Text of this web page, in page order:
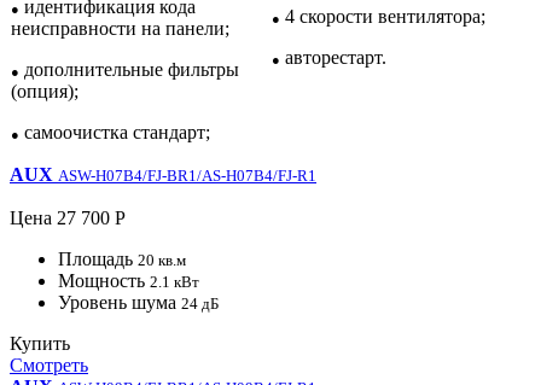
● идентификация кода
неисправности на панели;
● дополнительные фильтры
(опция);
● самоочистка стандарт;
● 4 скорости вентилятора;
● авторестарт.
AUX ASW-H07B4/FJ-BR1/AS-H07B4/FJ-R1
Цена 27 700 Р
Площадь 20 кв.м
Мощность 2.1 кВт
Уровень шума 24 дБ
Купить
Смотреть